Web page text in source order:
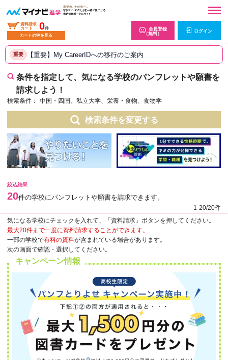
資料請求
カート
0件
カートの中を見る
会員登録
（無料）
ログイン
重要 【重要】My CareerIDへの移行のご案内
条件を指定して、気になる学校のパンフレットや願書を
請求しよう！
検索条件： 中国・四国、私立大学、栄養・食物、食物学
検索条件を変更する
絞込結果
20件の学校にパンフレットや願書を請求できます。
1-20/20件
気になる学校にチェックを入れて、「資料請求」ボタンを押してください。
最大20件まで一度に資料請求することができます。
一部の学校で有料の資料が含まれている場合があります。
次の画面で確認・選択してください。
キャンペーン情報